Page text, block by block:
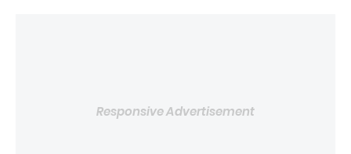
Responsive Advertisement